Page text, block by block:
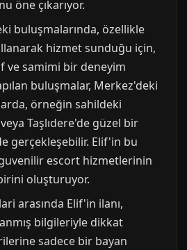
öne çıkarıyor.
buluşmalarında, özellikle
hizmet sunduğu için,
ve samimi bir deneyim
buluşmalar, Merkez'deki
örneğin sahildeki
Taşlıdere'de güzel bir
gerçekleşebilir. Elif'in bu
escort hizmetlerinin
oluşturuyor.
arasında Elif'in ilanı,
bilgileriyle dikkat
sadece bir bayan